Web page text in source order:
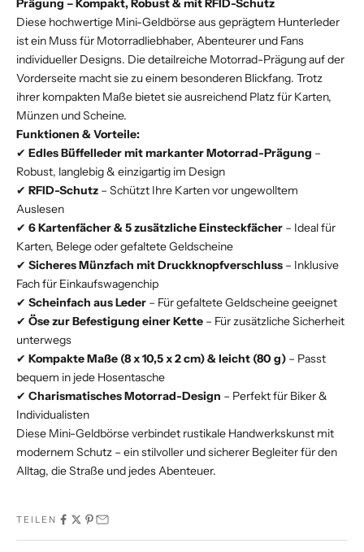
Diese hochwertige Mini-Geldbörse aus geprägtem Hunterleder
ist ein Muss für Motorradliebhaber, Abenteurer und Fans
individueller Designs. Die detailreiche Motorrad-Prägung auf der
Vorderseite macht sie zu einem besonderen Blickfang. Trotz
ihrer kompakten Maße bietet sie ausreichend Platz für Karten,
Münzen und Scheine.
Funktionen & Vorteile:
✔ Edles Büffelleder mit markanter Motorrad-Prägung –
Robust, langlebig & einzigartig im Design
✔ RFID-Schutz – Schützt Ihre Karten vor ungewolltem
Auslesen
✔ 6 Kartenfächer & 5 zusätzliche Einsteckfächer – Ideal für
Karten, Belege oder gefaltete Geldscheine
✔ Sicheres Münzfach mit Druckknopfverschluss – Inklusive
Fach für Einkaufswagenchip
✔ Scheinfach aus Leder – Für gefaltete Geldscheine geeignet
✔ Öse zur Befestigung einer Kette – Für zusätzliche Sicherheit
unterwegs
✔ Kompakte Maße (8 x 10,5 x 2 cm) & leicht (80 g) – Passt
bequem in jede Hosentasche
✔ Charismatisches Motorrad-Design – Perfekt für Biker &
Individualisten
Diese Mini-Geldbörse verbindet rustikale Handwerkskunst mit
modernem Schutz – ein stilvoller und sicherer Begleiter für den
Alltag, die Straße und jedes Abenteuer.
TEILEN